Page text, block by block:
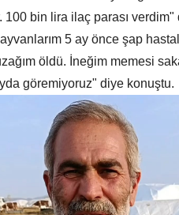
100 bin lira ilaç parası
5 ay önce şap
öldü. İneğim memesi
göremiyoruz" diye konuştu.